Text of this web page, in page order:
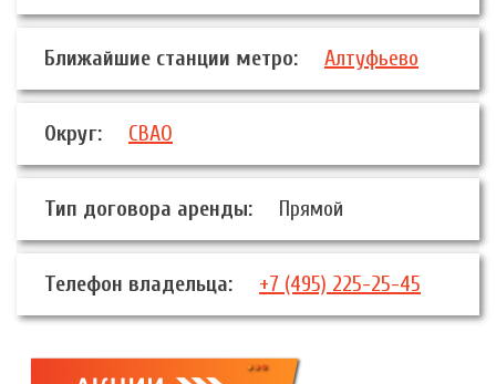
Ближайшие станции метро: Алтуфьево
Округ: СВАО
Тип договора аренды: Прямой
Телефон владельца: +7 (495) 225-25-45